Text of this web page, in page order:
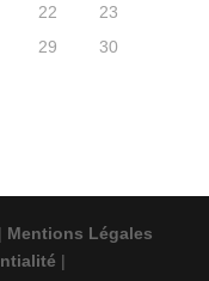
22
23
29
30
| Mentions Légales
|